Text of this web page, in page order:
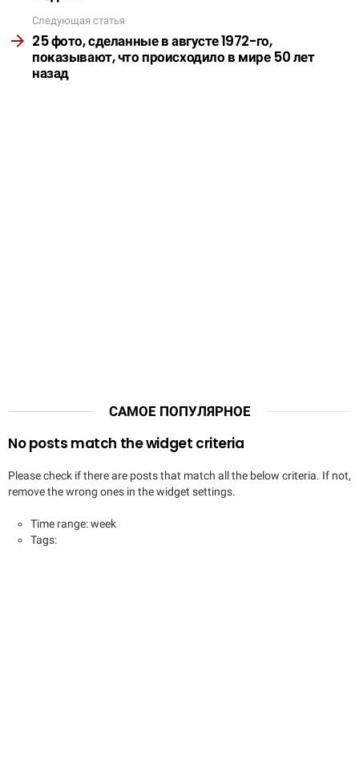
Следующая статья
25 фото, сделанные в августе 1972-го,
показывают, что происходило в мире 50 лет
назад
САМОЕ ПОПУЛЯРНОЕ
No posts match the widget criteria
Please check if there are posts that match all the below criteria. If not,
remove the wrong ones in the widget settings.
Time range: week
Tags: